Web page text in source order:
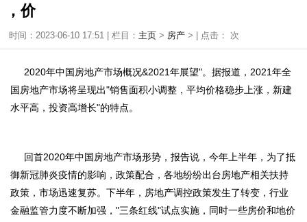
，价
时间：2023-06-10 17:51 | 栏目： 主页 > 房产 > | 点击： 次
2020年中国房地产市场概况&2021年展望"。据报道，2021年全
国房地产市场将呈现出"销售面积小调整，平均价格稳步上涨，新建
水平高，投资高增长"的特点。
回首2020年中国房地产市场形势，报告说，今年上半年，为了抵
御新冠肺炎疫情的影响，政策配合，各地纷纷出台房地产相关扶持
政策，市场迅速复苏。下半年，房地产调控政策发生了转变，行业
金融监管力度不断加强，"三条红线"试点实施，同时一些房价和地价